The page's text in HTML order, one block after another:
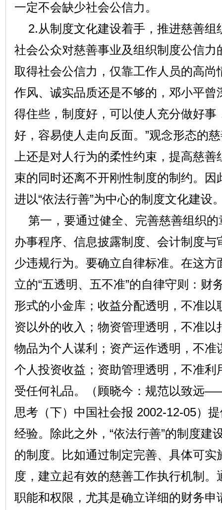
一定不会缺少社会公信力。
2.从制度文化建设着手，推进慈善组
社会公众对慈善事业及组织制度公信力
取得社会公信力，仅靠工作人员的高尚
作风、诚实品质还是不够的，邓小平曾
得住些，制度好，可以使人充分做好事
好，容易使人走向反面。”观念形态的
上还是对人行为的柔性约束，提高慈
束的同时还离不开刚性制度的制约。因
进以“依法行善”为中心的制度文化建设
第一，要通过健全、完善慈善组织的
办事程序、信息披露制度、会计制度与
少违规行为。要确立自律标准。在这方
立的“五透明、五不准”的自律守则：财
形式的小金库；收益分配透明，不准以
资以外的收入；物资管理透明，不准以
物品为个人谋利；资产运作透明，不准
个人投资收益；资助管理透明，不准利
受任何礼品。（顾晓今：规范以致远
思考（下）中国社会报 2002-12-05）
经验。除此之外，“依法行善”的制度建
的制度。比如通过制定完善、具体可实
度，建立起有效的慈善工作执行机制
职能和权限，尤其是确立详细的财务申